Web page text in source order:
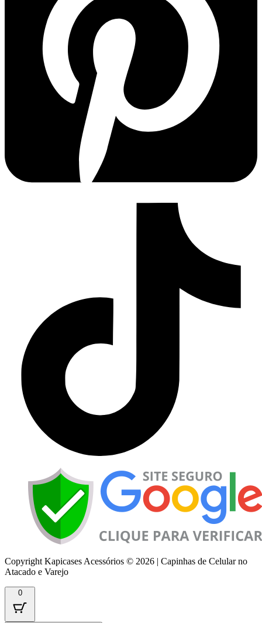
Copyright Kapicases Acessórios © 2026 | Capinhas de Celular no
Atacado e Varejo
0